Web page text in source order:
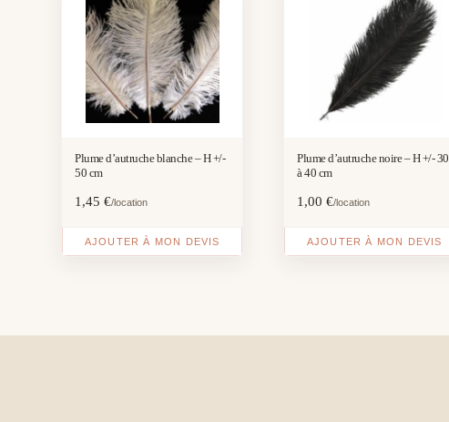
Plume d’autruche blanche – H +/-
50 cm
1,45€/location
AJOUTER À MON DEVIS
Plume d’autruche noire – H +/- 30
à 40 cm
1,00€/location
AJOUTER À MON DEVIS